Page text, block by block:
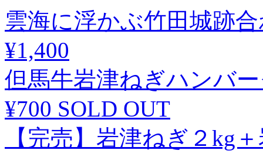
雲海に浮かぶ竹田城跡
¥1,400
但馬牛岩津ねぎハンバ
¥700 SOLD OUT
【完売】岩津ねぎ２kg